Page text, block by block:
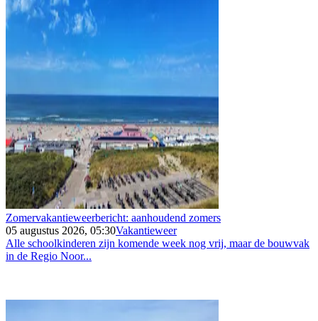
Zomervakantieweerbericht: aanhoudend zomers
05 augustus 2026, 05:30Vakantieweer
Alle schoolkinderen zijn komende week nog vrij, maar de bouwvak
in de Regio Noor...